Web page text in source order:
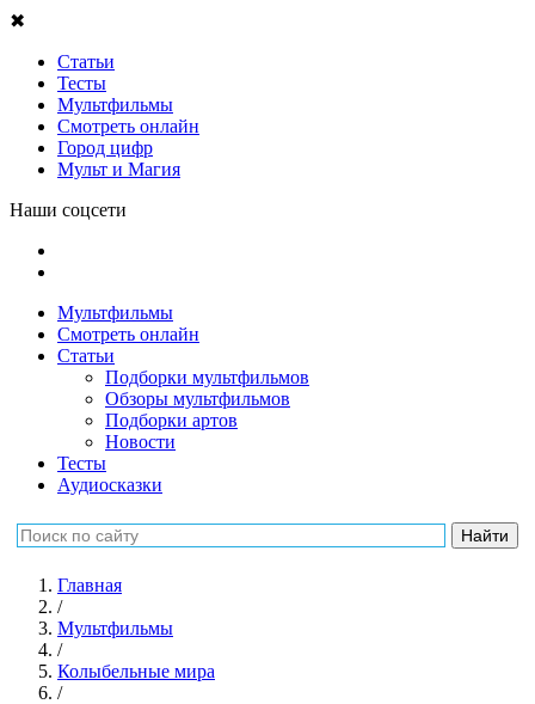
✖
Статьи
Тесты
Мультфильмы
Смотреть онлайн
Город цифр
Мульт и Магия
Наши соцсети
Мультфильмы
Смотреть онлайн
Статьи
Подборки мультфильмов
Обзоры мультфильмов
Подборки артов
Новости
Тесты
Аудиосказки
Главная
/
Мультфильмы
/
Колыбельные мира
/